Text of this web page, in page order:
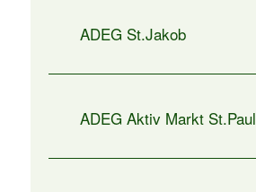
ADEG St.Jakob
ADEG Aktiv Markt St.Paul